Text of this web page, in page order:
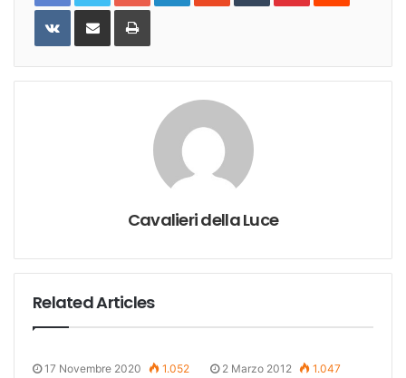
VKontakteShare
Email
Print
Cavalieri della Luce
Related Articles
17 Novembre 2020 1.052 2 Marzo 2012 1.047